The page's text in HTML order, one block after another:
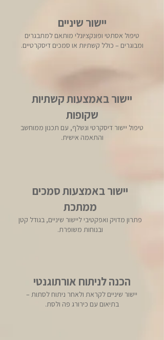
יישור שיניים
טיפול אסתטי ופונקציונלי מותאם למתבגרים
ומבוגרים – כולל קשתיות או סמכים דיסקרטיים.
יישור באמצעות קשתיות
שקופות
טיפול יישור דיסקרטי ונשלף, עם תכנון ממוחשב
והתאמה אישית.
יישור באמצעות סמכים
ממתכת
פתרון מדויק ואפקטיבי ליישור שיניים, בגודל קטן
ובנוחות משופרת.
הכנה לניתוח אורתוגנטי
יישור שיניים לקראת ולאחר ניתוח לסתות –
בתיאום עם כירורג פה ולסת.